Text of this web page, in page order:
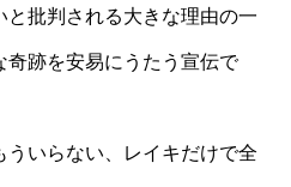
と批判される大きな理由の一
跡を安易にうたう宣伝で
いらない、レイキだけで全